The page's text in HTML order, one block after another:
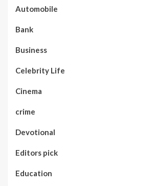
Automobile
Bank
Business
Celebrity Life
Cinema
crime
Devotional
Editors pick
Education